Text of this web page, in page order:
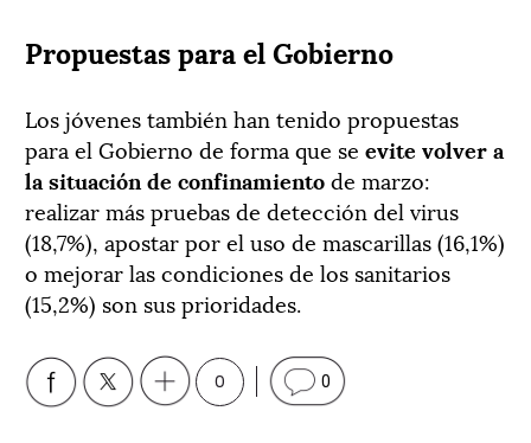
Propuestas para el Gobierno
Los jóvenes también han tenido propuestas
para el Gobierno de forma que se evite volver a
la situación de confinamientode marzo:
realizar más pruebas de detección del virus
(18,7%), apostar por el uso de mascarillas (16,1%)
o mejorar las condiciones de los sanitarios
(15,2%) son sus prioridades.
0 0